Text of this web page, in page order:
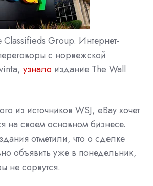
Group. Интернет-
с норвежской
узнало издание The Wall
из источников WSJ, eBay хочет
на своем основном бизнесе.
отметили, что о сделке
объявить уже в понедельник,
не сорвутся.